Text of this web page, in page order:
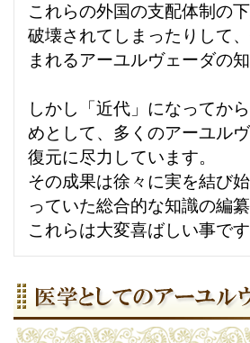
これらの外国の支配体制の
破壊されてしまったりして
まれるアーユルヴェーダの
しかし「近代」になってか
めとして、多くのアーユル
復元に尽力しています。
その成果は徐々に実を結び
っていた総合的な知識の編
これらは大変喜ばしい事です